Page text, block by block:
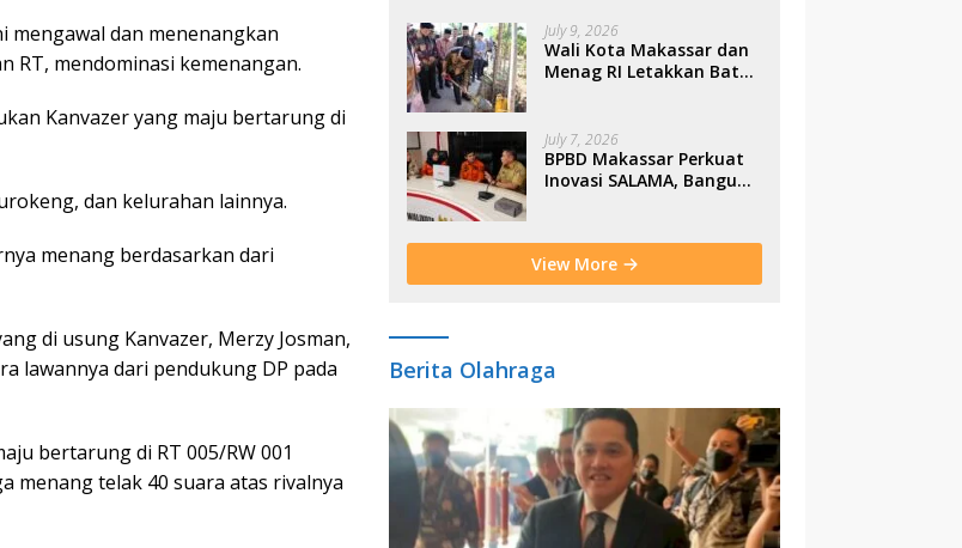
mengawal dan menenangkan
RT, mendominasi kemenangan.
Kanvazer yang maju bertarung di
dan kelurahan lainnya.
menang berdasarkan dari
di usung Kanvazer, Merzy Josman,
lawannya dari pendukung DP pada
bertarung di RT 005/RW 001
menang telak 40 suara atas rivalnya
July 9, 2026
Wali Kota Makassar dan
Menag RI Letakkan Batu
BTP
July 7, 2026
BPBD Makassar Perkuat
Inovasi SALAMA, Bangun
View More
Berita Olahraga